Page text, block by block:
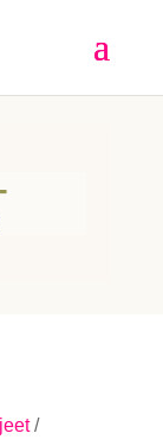
/